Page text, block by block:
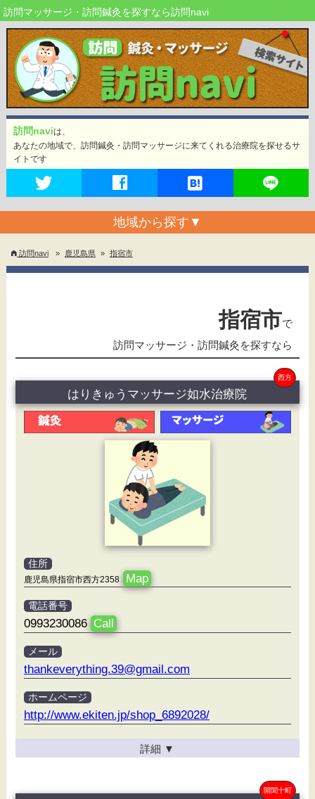
訪問マッサージ・訪問鍼灸を探すなら訪問navi
訪問naviは、
あなたの地域で、訪問鍼灸・訪問マッサージに来てくれる治療院を探せるサ
イトです
地域から探す ▼
訪問navi » 鹿児島県 » 指宿市
指宿市で
訪問マッサージ・訪問鍼灸を探すなら
西方
はりきゅうマッサージ如水治療院
住所
鹿児島県指宿市西方2358 Map
電話番号
0993230086 Call
メール
thankeverything.39@gmail.com
ホームページ
http://www.ekiten.jp/shop_6892028/
詳細 ▼
開聞十町